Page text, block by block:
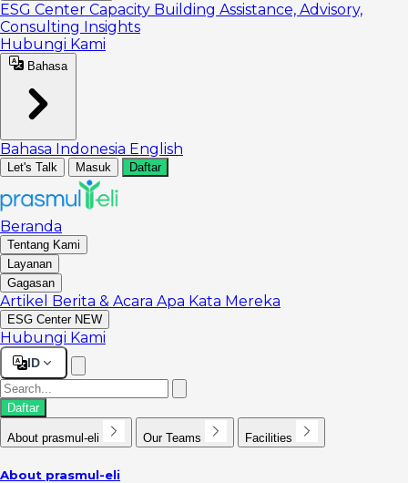
ESG Center Capacity Building Assistance, Advisory,
Consulting Insights
Hubungi Kami
Bahasa
Bahasa Indonesia English
Let's Talk Masuk Daftar
Beranda
Tentang Kami
Layanan
Gagasan
Artikel Berita & Acara Apa Kata Mereka
ESG Center NEW
Hubungi Kami
ID
Daftar
About prasmul-eli Our Teams Facilities
About prasmul-eli